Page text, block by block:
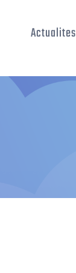
Actualites